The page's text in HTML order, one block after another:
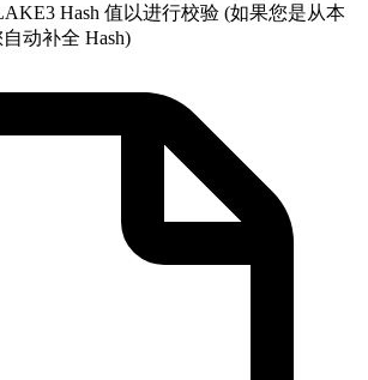
Hash 值以进行校验 (如果您是从本
动补全 Hash)